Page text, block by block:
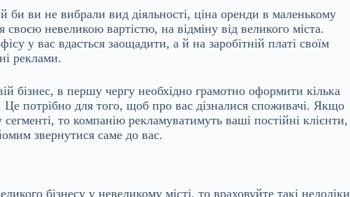
би ви не вибрали вид діяльності, ціна оренди в маленькому
своєю невеликою вартістю, на відміну від великого міста.
у вас вдасться заощадити, а й на заробітній платі своїм
реклами.
бізнес, в першу чергу необхідно грамотно оформити кілька
Це потрібно для того, щоб про вас дізналися споживачі. Якщо
то компанію рекламуватимуть ваші постійні клієнти,
звернутися саме до вас.
бізнесу у невеликому місті, то враховуйте такі